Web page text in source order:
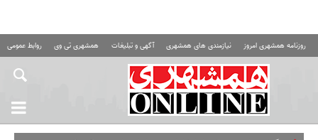
روزنامه همشهری امروز نیازمندی های همشهری آگهی و تبلیغات همشهری تی وی روابط عمومی